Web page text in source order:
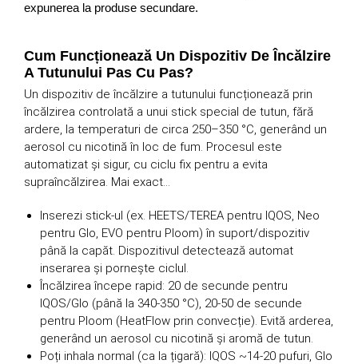
expunerea la produse secundare.
Cum Funcționează Un Dispozitiv De Încălzire
A Tutunului Pas Cu Pas?
Un dispozitiv de încălzire a tutunului funcționează prin
încălzirea controlată a unui stick special de tutun, fără
ardere, la temperaturi de circa 250–350 °C, generând un
aerosol cu nicotină în loc de fum. Procesul este
automatizat și sigur, cu ciclu fix pentru a evita
supraîncălzirea. Mai exact…
Inserezi stick-ul (ex. HEETS/TEREA pentru IQOS, Neo
pentru Glo, EVO pentru Ploom) în suport/dispozitiv
până la capăt. Dispozitivul detectează automat
inserarea și pornește ciclul.
Încălzirea începe rapid: 20 de secunde pentru
IQOS/Glo (până la 340-350 °C), 20-50 de secunde
pentru Ploom (HeatFlow prin convecție). Evită arderea,
generând un aerosol cu nicotină și aromă de tutun.
Poți inhala normal (ca la țigară): IQOS ~14-20 pufuri, Glo